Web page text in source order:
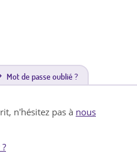
Mot de passe oublié ?
n'hésitez pas à nous